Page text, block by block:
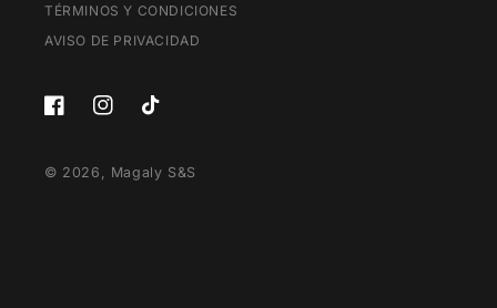
TÉRMINOS Y CONDICIONES
AVISO DE PRIVACIDAD
FacebookInstagramTikTok
© 2026, Magaly S&S